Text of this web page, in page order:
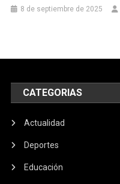
8 de septiembre de 2025
CATEGORIAS
Actualidad
Deportes
Educación